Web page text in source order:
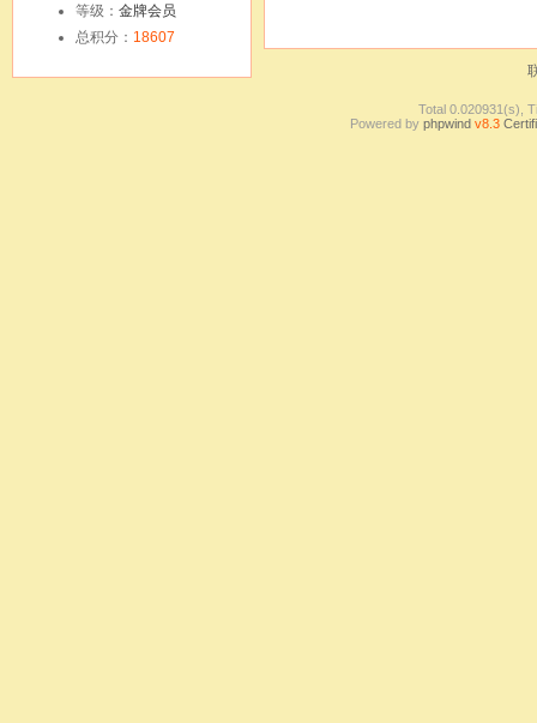
等级： 金牌会员
总积分： 18607
Total 0.020931(s),
Powered by phpwind v8.3